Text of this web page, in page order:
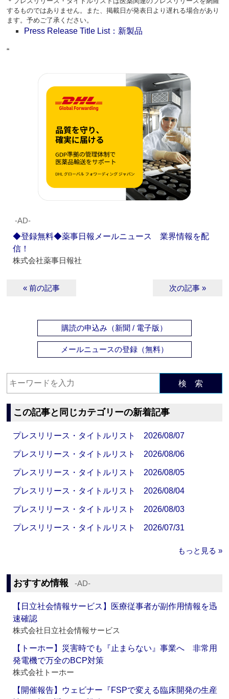
するものではありません。また、掲載日が発表日より遅れる場合があり
ます。予めご了承ください。
Press Release Title List：新製品
“
‐AD‐
◆登録無料◆薬事日報メールニュース 業界情報を配
信！
株式会社薬事日報社
« 前の記事 次の記事 »
購読の申込み（新聞 / 電子版）
メールニュースの登録（無料）
検 索
この記事と同じカテゴリーの新着記事
プレスリリース・タイトルリスト 2026/08/07
プレスリリース・タイトルリスト 2026/08/06
プレスリリース・タイトルリスト 2026/08/05
プレスリリース・タイトルリスト 2026/08/04
プレスリリース・タイトルリスト 2026/08/03
プレスリリース・タイトルリスト 2026/07/31
もっと見る »
おすすめ情報 ‐AD‐
【日立社会情報サービス】医療従事者が副作用情報を迅
速確認
株式会社日立社会情報サービス
【トーホー】災害時でも『止まらない』事業へ 非常用
発電機で万全のBCP対策
株式会社トーホー
【開催報告】ウェビナー『FSPで変える臨床開発の生産